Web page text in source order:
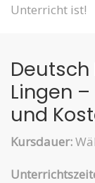
Unterricht ist!
Lingen
und
Kursdauer: